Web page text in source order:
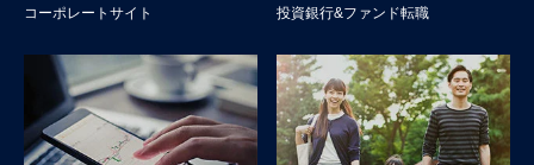
コーポレートサイト 投資銀行&ファンド転職